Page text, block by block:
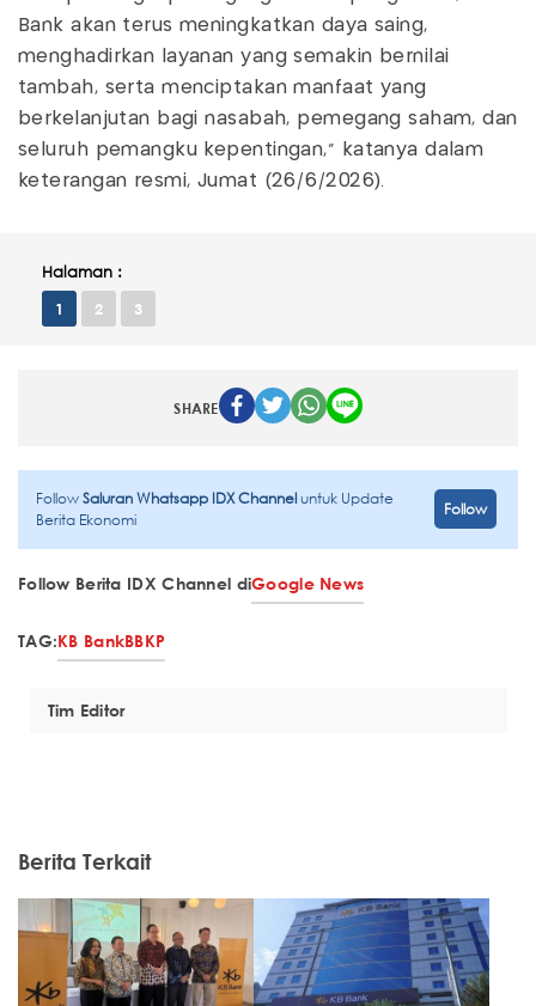
Bank akan terus meningkatkan daya saing,
menghadirkan layanan yang semakin bernilai
tambah, serta menciptakan manfaat yang
berkelanjutan bagi nasabah, pemegang saham, dan
seluruh pemangku kepentingan," katanya dalam
keterangan resmi, Jumat (26/6/2026).
Halaman :
1 2 3
SHARE
FollowSaluran Whatsapp IDX Channeluntuk Update
Berita Ekonomi
Follow
Follow Berita IDX Channel diGoogle News
TAG:KB BankBBKP
Tim Editor
Berita Terkait